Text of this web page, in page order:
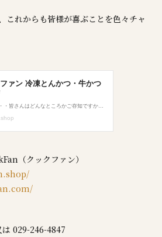
これからも皆様が喜ぶことを色々チャ
（クックファン）
は 029-246-4847